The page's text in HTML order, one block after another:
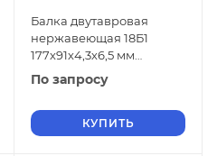
Балка двутавровая
нержавеющая 18Б1
177х91х4,3х6,5 мм
06ХН28МДТ ГОСТ 26020-
По запросу
КУПИТЬ